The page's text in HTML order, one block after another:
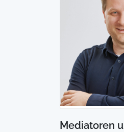
Mediatoren